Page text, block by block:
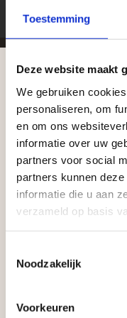
Toestemming
Deze website maakt
We gebruiken
personaliseren, om
en om ons
informatie over uw
partners voor social
partners kunnen
informatie die u aan
verzameld op basis
Noodzakelijk
Voorkeuren
Zakelijke
Vego
voor zakelijke
infraproducten.
tuinmaterialen
aan producten van
zakelijke
Aangepaste
Waardenburg en
de
zaterdag. Bekijk
actuele
maanden dicht is